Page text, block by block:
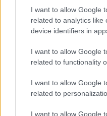
I want to allow Google
related to analytics like
device identifiers in
I want to allow Google
related to functionality
I want to allow Google
related to
I want to allow Google
egyesek milliárdnyi
pedig véletlenszerűen
A mostani eset január
játékosok arra lettek
felfüggesztéseket
szerint a közösségben
tovább erősítette a